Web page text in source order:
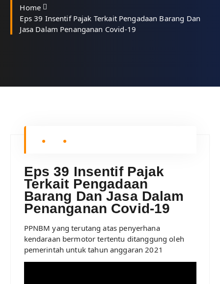
Home
Eps 39 Insentif Pajak Terkait Pengadaan Barang Dan
Jasa Dalam Penanganan Covid-19
Eps 39 Insentif Pajak
Terkait Pengadaan
Barang Dan Jasa Dalam
Penanganan Covid-19
PPNBM yang terutang atas penyerhana
kendaraan bermotor tertentu ditanggung oleh
pemerintah untuk tahun anggaran 2021